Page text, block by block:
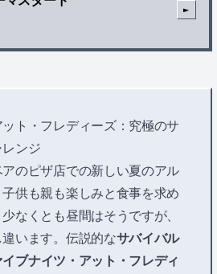
►
ト・フレディーズ：究極のサ
ンジ
のピザ店での新しい夏のアル
供も親も楽しみと食事を求め
なくとも昼間はそうですが、
います。伝説的なサバイバル
イブナイツ・アット・フレディ